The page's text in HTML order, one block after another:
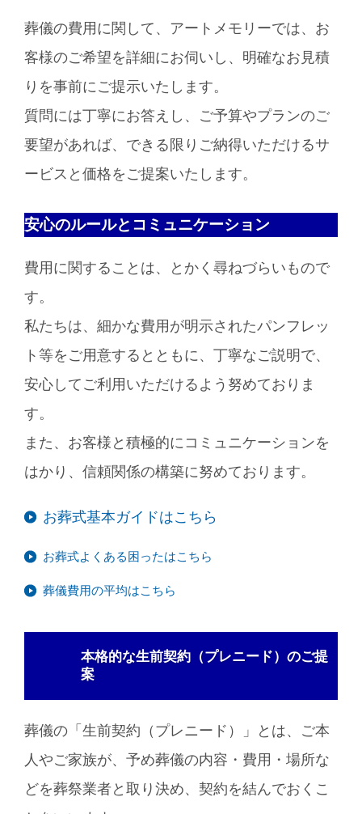
葬儀の費用に関して、アートメモリーでは、お
客様のご希望を詳細にお伺いし、明確なお見積
りを事前にご提示いたします。
質問には丁寧にお答えし、ご予算やプランのご
要望があれば、できる限りご納得いただけるサ
ービスと価格をご提案いたします。
安心のルールとコミュニケーション
費用に関することは、とかく尋ねづらいもので
す。
私たちは、細かな費用が明示されたパンフレッ
ト等をご用意するとともに、丁寧なご説明で、
安心してご利用いただけるよう努めておりま
す。
また、お客様と積極的にコミュニケーションを
はかり、信頼関係の構築に努めております。
お葬式基本ガイドはこちら
お葬式よくある困ったはこちら
葬儀費用の平均はこちら
本格的な生前契約（プレニード）のご提
案
葬儀の「生前契約（プレニード）」とは、ご本
人やご家族が、予め葬儀の内容・費用・場所な
どを葬祭業者と取り決め、契約を結んでおくこ